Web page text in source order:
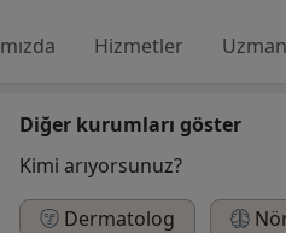
Hizmetler
Diğer kurumları göster
Kimi arıyorsunuz?
Dermatolog